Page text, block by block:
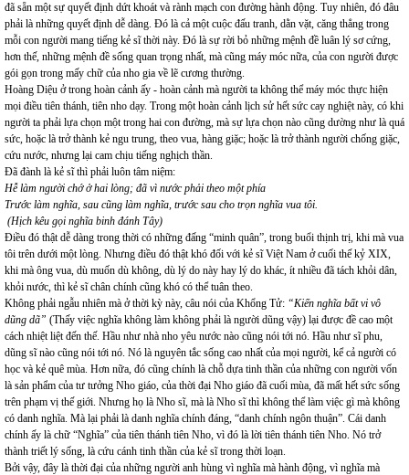
đã sẵn một sự quyết định dứt khoát và rành mạch con đường hành động. Tuy nhiên, đó đâu
phải là những quyết định dễ dàng. Đó là cả một cuộc đấu tranh, dằn vặt, căng thẳng trong
mỗi con người mang tiếng kẻ sĩ thời này. Đó là sự rời bỏ những mệnh đề luân lý sơ cứng,
hơn thế, những mệnh đề sống quan trọng nhất, mà cũng máy móc nữa, của con người được
gói gọn trong mấy chữ của nho gia về lẽ cương thường.
Hoàng Diệu ở trong hoàn cảnh ấy - hoàn cảnh mà người ta không thể máy móc thực hiện
mọi điều tiên thánh, tiên nho dạy. Trong một hoàn cảnh lịch sử hết sức cay nghiệt này, có khi
người ta phải lựa chọn một trong hai con đường, mà sự lựa chọn nào cũng dường như là quá
sức, hoặc là trở thành kẻ ngu trung, theo vua, hàng giặc; hoặc là trở thành người chống giặc,
cứu nước, nhưng lại cam chịu tiếng nghịch thần.
Đã đành là kẻ sĩ thì phải luôn tâm niệm:
Hễ làm người chớ ở hai lòng; đã vì nước phải theo một phía
Trước làm nghĩa, sau cũng làm nghĩa, trước sau cho trọn nghĩa vua tôi.
(Hịch kêu gọi nghĩa binh đánh Tây)
Điều đó thật dễ dàng trong thời có những đấng “minh quân”, trong buổi thịnh trị, khi mà vua
tôi trên dưới một lòng. Nhưng điều đó thật khó đối với kẻ sĩ Việt Nam ở cuối thế kỷ XIX,
khi mà ông vua, dù muốn dù không, dù lý do này hay lý do khác, ít nhiều đã tách khỏi dân,
khỏi nước, thì kẻ sĩ chân chính cũng khó có thể tuân theo.
Không phải ngẫu nhiên mà ở thời kỳ này, câu nói của Khổng Tử: “Kiến nghĩa bất vi vô
dũng dã” (Thấy việc nghĩa không làm không phải là người dũng vậy) lại được đề cao một
cách nhiệt liệt đến thế. Hầu như nhà nho yêu nước nào cũng nói tới nó. Hầu như sĩ phu,
dũng sĩ nào cũng nói tới nó. Nó là nguyên tắc sống cao nhất của mọi người, kể cả người có
học và kẻ quê mùa. Hơn nữa, đó cũng chính là chỗ dựa tinh thần của những con người vốn
là sản phẩm của tư tưởng Nho giáo, của thời đại Nho giáo đã cuối mùa, đã mất hết sức sống
trên phạm vị thế giới. Nhưng họ là Nho sĩ, mà là Nho sĩ thì không thể làm việc gì mà không
có danh nghĩa. Mà lại phải là danh nghĩa chính đáng, “danh chính ngôn thuận”. Cái danh
chính ấy là chữ “Nghĩa” của tiên thánh tiên Nho, vì đó là lời tiên thánh tiên Nho. Nó trở
thành triết lý sống, là cứu cánh tinh thần của kẻ sĩ trong thời loạn.
Bởi vậy, đây là thời đại của những người anh hùng vì nghĩa mà hành động, vì nghĩa mà